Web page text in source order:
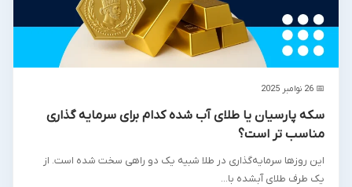
📅 26 نوامبر 2025
سکه پارسیان یا طلای آب شده کدام برای سرمایه گذاری
مناسب تر است؟
این روزها سرمایه‌گذاری در طلا شبیه یک دو راهی سخت شده است. از
یک طرف طلای آبشده با...